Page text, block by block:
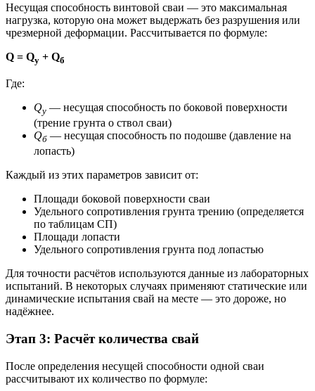
Несущая способность винтовой сваи — это максимальная
нагрузка, которую она может выдержать без разрушения или
чрезмерной деформации. Рассчитывается по формуле:
Q = Qу + Qб
Где:
Qу — несущая способность по боковой поверхности
(трение грунта о ствол сваи)
Qб — несущая способность по подошве (давление на
лопасть)
Каждый из этих параметров зависит от:
Площади боковой поверхности сваи
Удельного сопротивления грунта трению (определяется
по таблицам СП)
Площади лопасти
Удельного сопротивления грунта под лопастью
Для точности расчётов используются данные из лабораторных
испытаний. В некоторых случаях применяют статические или
динамические испытания свай на месте — это дороже, но
надёжнее.
Этап 3: Расчёт количества свай
После определения несущей способности одной сваи
рассчитывают их количество по формуле: